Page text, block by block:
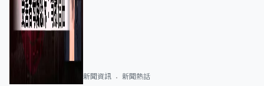
新聞資訊 新聞熱話